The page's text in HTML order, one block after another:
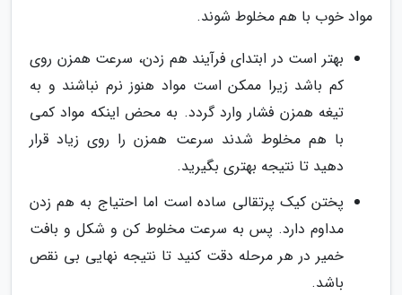
مواد خوب با هم مخلوط شوند.
بهتر است در ابتدای فرآیند هم زدن، سرعت همزن روی
کم باشد زیرا ممکن است مواد هنوز نرم نباشند و به
تیغه همزن فشار وارد گردد. به محض اینکه مواد کمی
با هم مخلوط شدند سرعت همزن را روی زیاد قرار
دهید تا نتیجه بهتری بگیرید.
پختن کیک پرتقالی ساده است اما احتیاج به هم زدن
مداوم دارد. پس به سرعت مخلوط کن و شکل و بافت
خمیر در هر مرحله دقت کنید تا نتیجه نهایی بی نقص
باشد.